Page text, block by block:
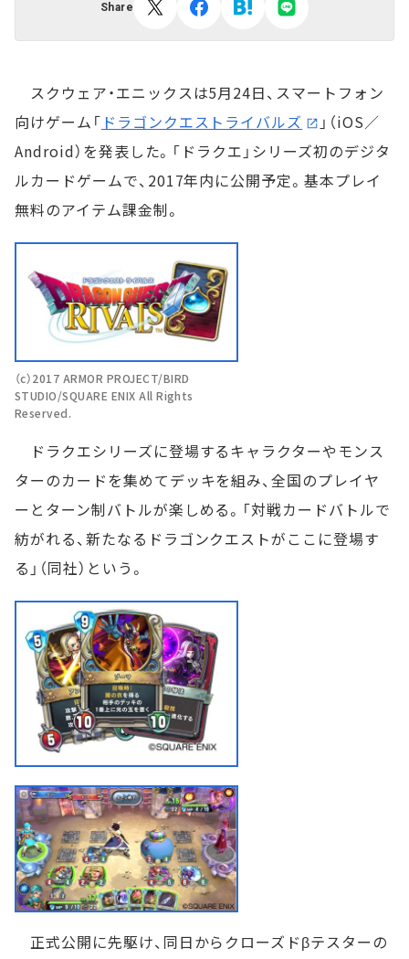
Share
スクウェア・エニックスは5月24日、スマートフォン
向けゲーム「 ドラゴンクエストライバルズ
」（iOS／
Android）を発表した。「ドラクエ」シリーズ初のデジタ
ルカードゲームで、2017年内に公開予定。基本プレイ
無料のアイテム課金制。
（c）2017 ARMOR PROJECT/BIRD
STUDIO/SQUARE ENIX All Rights
Reserved.
ドラクエシリーズに登場するキャラクターやモンス
ターのカードを集めてデッキを組み、全国のプレイヤ
ーとターン制バトルが楽しめる。「対戦カードバトルで
紡がれる、新たなるドラゴンクエストがここに登場す
る」（同社）という。
正式公開に先駆け、同日からクローズドβテスターの